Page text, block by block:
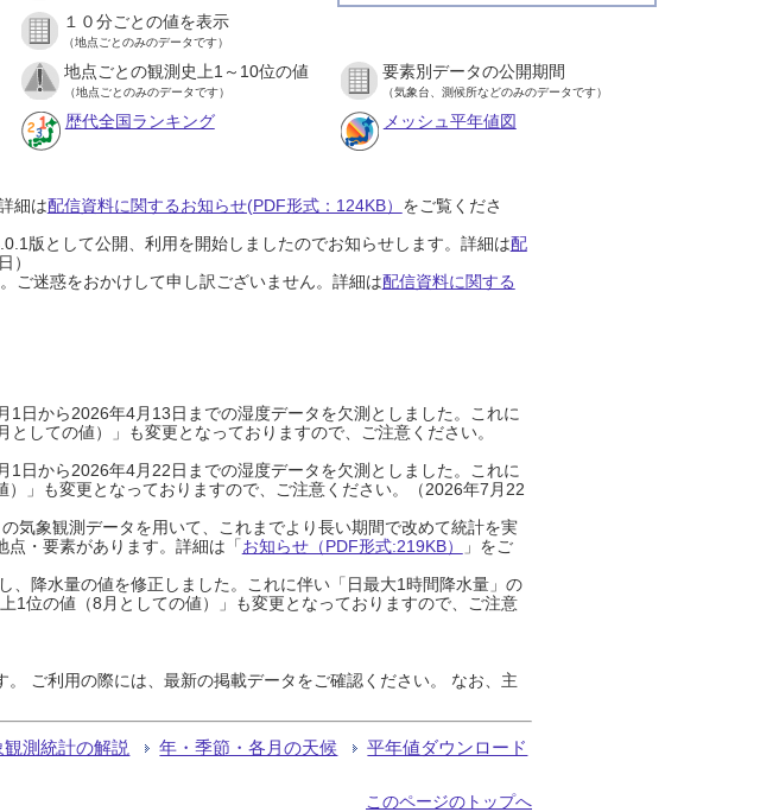
１０分ごとの値を表示
（地点ごとのみのデータです）
地点ごとの観測史上1～10位の値
（地点ごとのみのデータです）
要素別データの公開期間
（気象台、測候所などのみのデータです）
歴代全国ランキング メッシュ平年値図
細は配信資料に関するお知らせ(PDF形式：124KB） をご覧くださ
版として公開、利用を開始しましたのでお知らせします。詳細は配
）
ご迷惑をおかけして申し訳ございません。詳細は配信資料に関する
日から2026年4月13日までの湿度データを欠測としました。これに
しての値）」も変更となっておりますので、ご注意ください。
日から2026年4月22日までの湿度データを欠測としました。これに
」も変更となっておりますので、ご注意ください。（2026年7月22
気象観測データを用いて、これまでより長い期間で改めて統計を実
・要素があります。詳細は「お知らせ（PDF形式:219KB）
」をご
降水量の値を修正しました。これに伴い「日最大1時間降水量」の
1位の値（8月としての値）」も変更となっておりますので、ご注意
ご利用の際には、最新の掲載データをご確認ください。 なお、主
観測統計の解説 年・季節・各月の天候 平年値ダウンロード
このページのトップへ